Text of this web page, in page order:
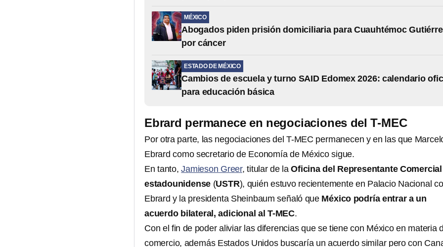
MÉXICO
Abogados piden prisión domiciliaria para Cuauhtémoc
por cáncer
ESTADO DE MÉXICO
Cambios de escuela y turno SAID Edomex 2026: calendario
para educación básica
Ebrard permanece en negociaciones del T-MEC
Por otra parte, las negociaciones del T-MEC permanecen y en las que
Ebrard como secretario de Economía de México sigue.
En tanto,Jamieson Greer, titular de laOficina del Representante Comercial
estadounidense (USTR), quién estuvo recientemente en Palacio Nacional
Ebrard y la presidenta Sheinbaum señaló que México podría entrar a un
acuerdo bilateral, adicional al T-MEC.
Con el fin de poder aliviar las diferencias que se tiene con México en materia
comercio, además Estados Unidos buscaría un acuerdo similar pero con